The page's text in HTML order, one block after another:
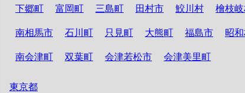
下郷町 富岡町 三島町 田村市 鮫川村 檜枝
南相馬市 石川町 只見町 大熊町 福島市 昭
南会津町 双葉町 会津若松市 会津美里町
東京都